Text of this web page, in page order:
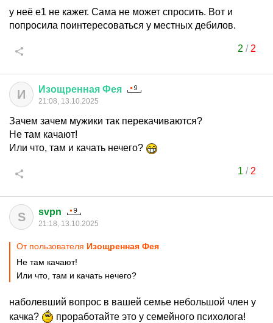
у неё е1 не кажет. Сама не может спросить. Вот и
попросила поинтересоваться у местных дебилов.
2 / 2
И Изощренная Фея
21:08, 13.10.2025
Зачем зачем мужики так перекачиваются?
Не там качают!
Или что, там и качать нечего?
1 / 2
S svpn
21:18, 13.10.2025
От пользователя Изощренная Фея
Не там качают!
Или что, там и качать нечего?
наболевший вопрос в вашей семье небольшой член у
качка?
проработайте это у семейного психолога!